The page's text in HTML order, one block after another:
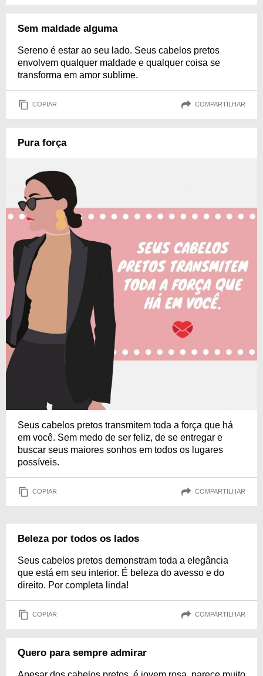
Sem maldade alguma
Sereno é estar ao seu lado. Seus cabelos pretos
envolvem qualquer maldade e qualquer coisa se
transforma em amor sublime.
COPIAR COMPARTILHAR
Pura força
Seus cabelos pretos transmitem toda a força que há
em você. Sem medo de ser feliz, de se entregar e
buscar seus maiores sonhos em todos os lugares
possíveis.
COPIAR COMPARTILHAR
Beleza por todos os lados
Seus cabelos pretos demonstram toda a elegância
que está em seu interior. É beleza do avesso e do
direito. Por completa linda!
COPIAR COMPARTILHAR
Quero para sempre admirar